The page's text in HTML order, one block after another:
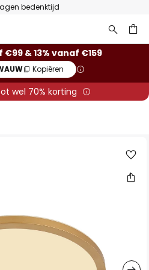
bedenktijd
€99 & 13% vanaf €159
Kopiëren
wel 70% korting